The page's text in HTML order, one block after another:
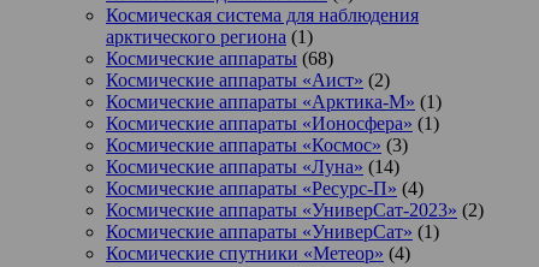
Космическая система для наблюдения
арктического региона (1)
Космические аппараты (68)
Космические аппараты «Аист» (2)
Космические аппараты «Арктика-М» (1)
Космические аппараты «Ионосфера» (1)
Космические аппараты «Космос» (3)
Космические аппараты «Луна» (14)
Космические аппараты «Ресурс-П» (4)
Космические аппараты «УниверСат-2023» (2)
Космические аппараты «УниверСат» (1)
Космические спутники «Метеор» (4)